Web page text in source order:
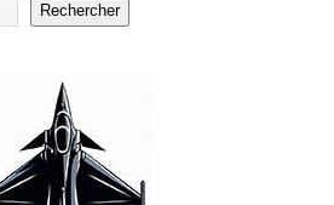
Rechercher